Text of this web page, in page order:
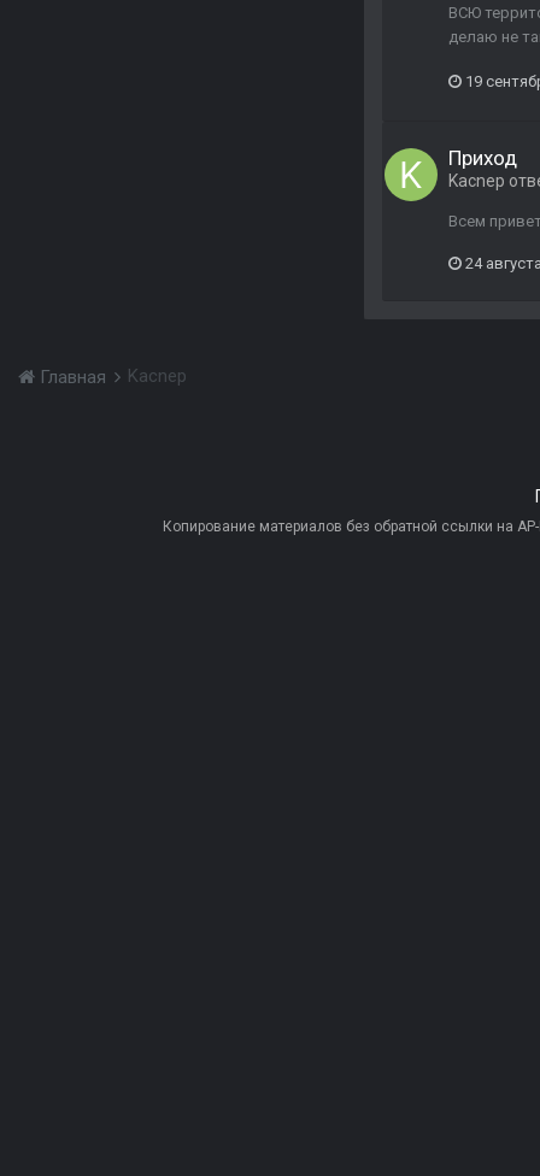
ВСЮ
делаю не
19
Приход
Kacnep
Всем
24
Главная Kacnep
Копирование материалов без обратной ссылки на